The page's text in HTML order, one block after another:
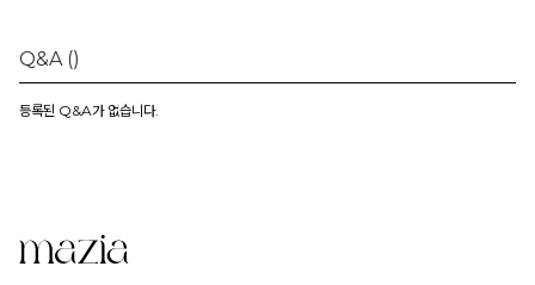
Q&A ()
등록된 Q&A가 없습니다.